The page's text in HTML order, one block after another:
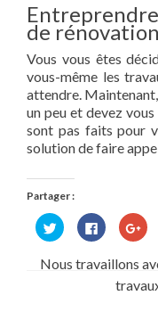
de
Vous vous êtes
vous-même les
attendre.
un peu et devez
sont pas faits pour
solution de faire
Partager :
Cliquez
pour
partager
Twitter(ouvre
Cliquez
pour
partager
sur
dans
une
pour
Nous travaillons